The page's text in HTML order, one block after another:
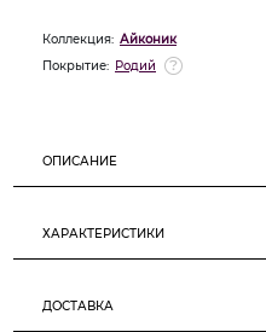
Коллекция: Айконик
Покрытие: Родий
ОПИСАНИЕ
ХАРАКТЕРИСТИКИ
ДОСТАВКА